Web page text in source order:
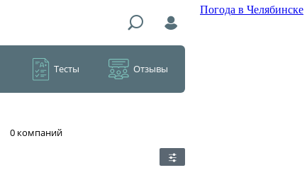
Погода в Челябинске
Тесты Отзывы
​0 компаний